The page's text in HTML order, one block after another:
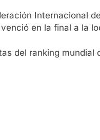
Internacional
en la final a la
del ranking